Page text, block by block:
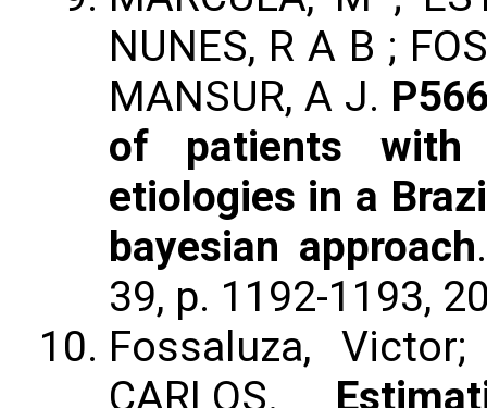
NUNES, R A B ;
MANSUR, A J.
of patients
etiologies in a
bayesian approach
39, p. 1192-1193,
Fossaluza, Victor;
CARLOS.